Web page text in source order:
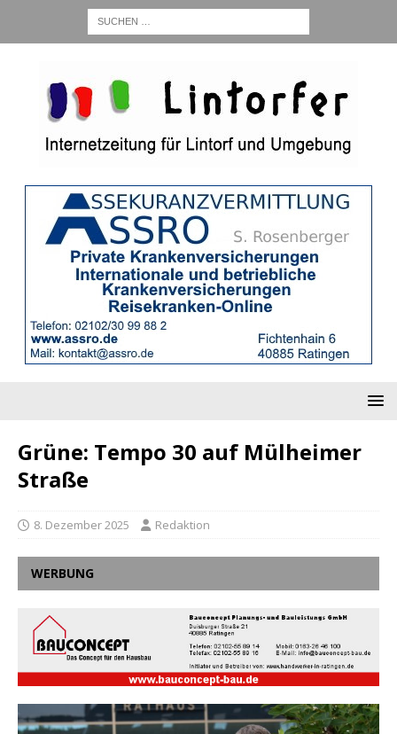
Grüne: Tempo 30 auf Mülheimer
Straße
8. Dezember 2025 Redaktion
WERBUNG